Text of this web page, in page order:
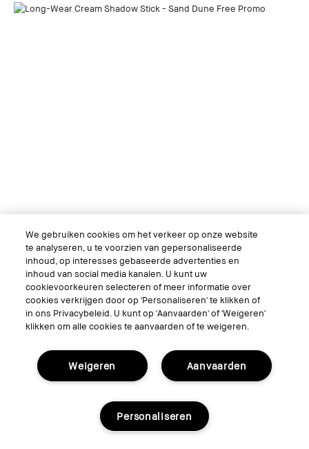
Long-Wear Cream Shadow Stick - Sand Dune
We gebruiken cookies om het verkeer op onze website
te analyseren, u te voorzien van gepersonaliseerde
inhoud, op interesses gebaseerde advertenties en
inhoud van social media kanalen. U kunt uw
cookievoorkeuren selecteren of meer informatie over
cookies verkrijgen door op 'Personaliseren' te klikken of
in ons Privacybeleid. U kunt op 'Aanvaarden' of 'Weigeren'
klikken om alle cookies te aanvaarden of te weigeren.
Aanvaarden
Weigeren
Personaliseren